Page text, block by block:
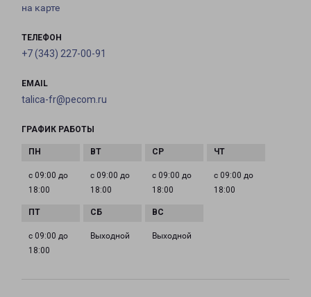
на карте
ТЕЛЕФОН
+7 (343) 227-00-91
EMAIL
talica-fr@pecom.ru
ГРАФИК РАБОТЫ
с 09:00 до
18:00
с 09:00 до
18:00
с 09:00 до
18:00
с 09:00 до
18:00
с 09:00 до
18:00
Выходной Выходной